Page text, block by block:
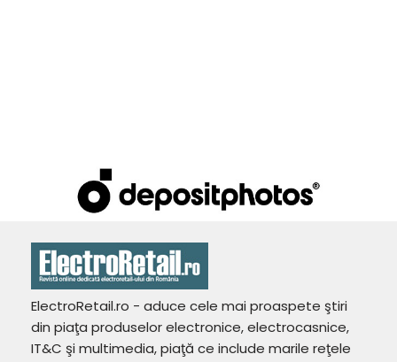
ElectroRetail.ro - aduce cele mai proaspete ştiri
din piaţa produselor electronice, electrocasnice,
IT&C şi multimedia, piaţă ce include marile reţele